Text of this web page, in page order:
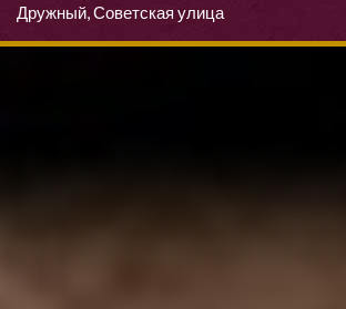
Дружный, Советская улица